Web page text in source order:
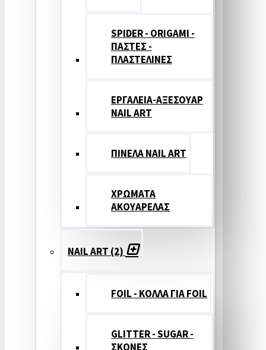
SPIDER - ORIGAMI -
ΠΑΣΤΕΣ -
ΠΛΑΣΤΕΛΙΝΕΣ
ΕΡΓΑΛΕΙΑ-ΑΞΕΣΟΥΑΡ
NAIL ART
ΠΙΝΕΛΑ NAIL ART
ΧΡΩΜΑΤΑ
ΑΚΟΥΑΡΕΛΑΣ
NAIL ART (2)
FOIL - ΚΟΛΛΑ ΓΙΑ FOIL
GLITTER - SUGAR -
ΣΚΟΝΕΣ